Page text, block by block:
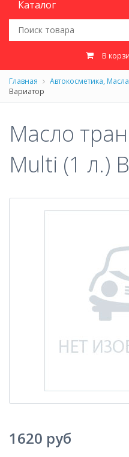
Каталог
В
Главная Автокосметика, Масла
Вариатор
Масло
Multi (1 л.)
1620 руб